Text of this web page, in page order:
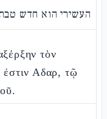
העשירי הוא חדש
τὸν
ἐστιν Αδαρ, τῷ